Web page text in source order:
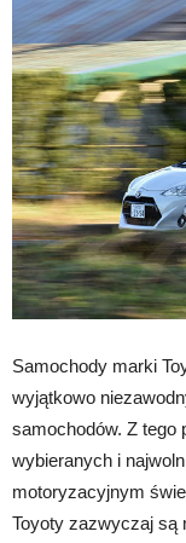
Samochody marki
wyjątkowo
samochodów. Z tego
wybieranych i
motoryzacyjnym
Toyoty zazwyczaj są